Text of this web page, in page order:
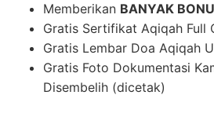
Memberikan BANYAK
Gratis Sertifikat Aqiqah Full
Gratis Lembar Doa Aqiqah
Gratis Foto Dokumentasi
Disembelih (dicetak)